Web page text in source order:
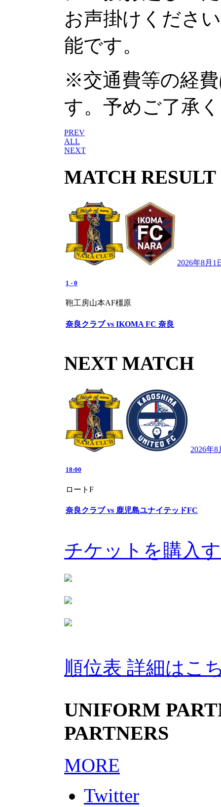
お声掛けくださ
能です。
※交通費等の経
す。予めご了承
PREV
ALL
NEXT
MATCH RESULT
2026年8月1
1 - 0
鞄工房山本AF橿原
奈良クラブ vs IKOMA FC 奈良
NEXT MATCH
2026年8
18:00
ロートF
奈良クラブ vs 鹿児島ユナイテッドFC
チケットを購入
順位表 詳細はこ
UNIFORM
PARTNERS
MORE
Twitter